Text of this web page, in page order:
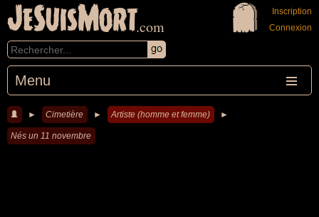
JeSuisMort.com
Menu
Inscription
Connexion
► Cimetière ► Artiste (homme et femme) ►
Nés un 11 novembre